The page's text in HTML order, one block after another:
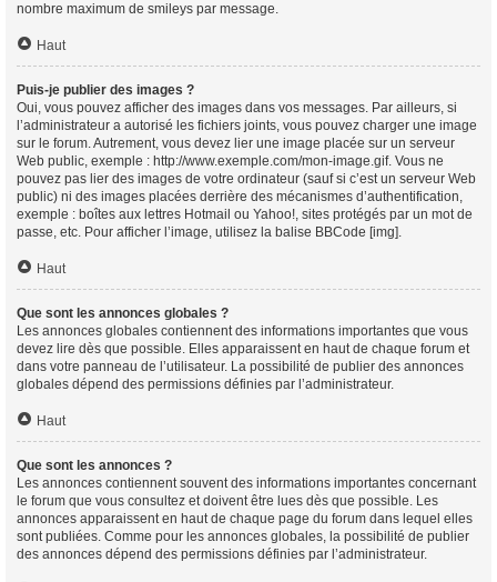
nombre maximum de smileys par message.
Haut
Puis-je publier des images ?
Oui, vous pouvez afficher des images dans vos messages. Par ailleurs, si
l’administrateur a autorisé les fichiers joints, vous pouvez charger une image
sur le forum. Autrement, vous devez lier une image placée sur un serveur
Web public, exemple : http://www.exemple.com/mon-image.gif. Vous ne
pouvez pas lier des images de votre ordinateur (sauf si c’est un serveur Web
public) ni des images placées derrière des mécanismes d’authentification,
exemple : boîtes aux lettres Hotmail ou Yahoo!, sites protégés par un mot de
passe, etc. Pour afficher l’image, utilisez la balise BBCode [img].
Haut
Que sont les annonces globales ?
Les annonces globales contiennent des informations importantes que vous
devez lire dès que possible. Elles apparaissent en haut de chaque forum et
dans votre panneau de l’utilisateur. La possibilité de publier des annonces
globales dépend des permissions définies par l’administrateur.
Haut
Que sont les annonces ?
Les annonces contiennent souvent des informations importantes concernant
le forum que vous consultez et doivent être lues dès que possible. Les
annonces apparaissent en haut de chaque page du forum dans lequel elles
sont publiées. Comme pour les annonces globales, la possibilité de publier
des annonces dépend des permissions définies par l’administrateur.